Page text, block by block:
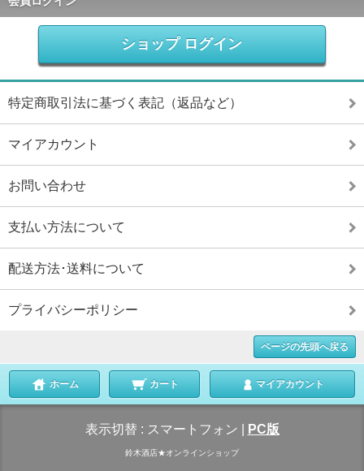
ショップ ログイン
特定商取引法に基づく表記（返品など）
マイアカウント
お問い合わせ
支払い方法について
配送方法･送料について
プライバシーポリシー
ページの先頭へ戻る
ホーム カート マイアカウント
表示切替 : スマートフォン PC版
鈴木酒店★オンラインショップ